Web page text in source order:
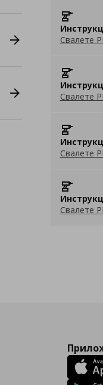
Свалете
Свалете
Свалете
Свалете